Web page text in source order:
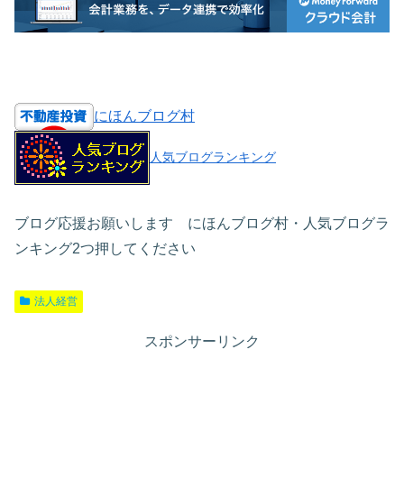
にほんブログ村
人気ブログランキング
ブログ応援お願いします にほんブログ村・人気ブログラ
ンキング2つ押してください
法人経営
スポンサーリンク